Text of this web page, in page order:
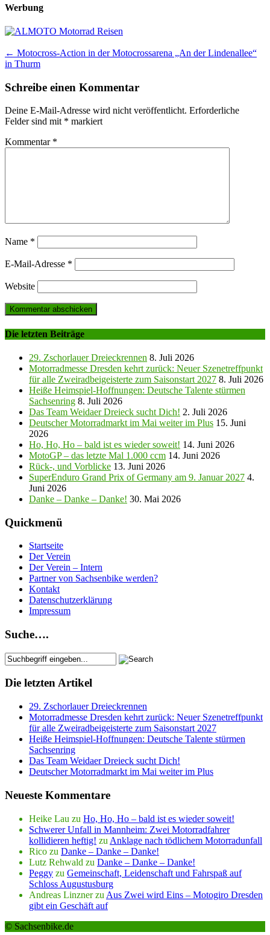
Werbung
Post
navigation
← Motocross-Action in der Motocrossarena „An der Lindenallee“
in Thurm
Schreibe einen Kommentar
Deine E-Mail-Adresse wird nicht veröffentlicht. Erforderliche
Felder sind mit * markiert
Kommentar *
Name *
E-Mail-Adresse *
Website
Die letzten Beiträge
29. Zschorlauer Dreieckrennen 8. Juli 2026
Motorradmesse Dresden kehrt zurück: Neuer Szenetreffpunkt
für alle Zweiradbeigeisterte zum Saisonstart 2027 8. Juli 2026
Heiße Heimspiel-Hoffnungen: Deutsche Talente stürmen
Sachsenring 8. Juli 2026
Das Team Weidaer Dreieck sucht Dich! 2. Juli 2026
Deutscher Motorradmarkt im Mai weiter im Plus 15. Juni
2026
Ho, Ho, Ho – bald ist es wieder soweit! 14. Juni 2026
MotoGP – das letzte Mal 1.000 ccm 14. Juni 2026
Rück-, und Vorblicke 13. Juni 2026
SuperEnduro Grand Prix of Germany am 9. Januar 2027 4.
Juni 2026
Danke – Danke – Danke! 30. Mai 2026
Quickmenü
Startseite
Der Verein
Der Verein – Intern
Partner von Sachsenbike werden?
Kontakt
Datenschutzerklärung
Impressum
Suche….
Die letzten Artikel
29. Zschorlauer Dreieckrennen
Motorradmesse Dresden kehrt zurück: Neuer Szenetreffpunkt
für alle Zweiradbeigeisterte zum Saisonstart 2027
Heiße Heimspiel-Hoffnungen: Deutsche Talente stürmen
Sachsenring
Das Team Weidaer Dreieck sucht Dich!
Deutscher Motorradmarkt im Mai weiter im Plus
Neueste Kommentare
Heike Lau zu Ho, Ho, Ho – bald ist es wieder soweit!
Schwerer Unfall in Mannheim: Zwei Motorradfahrer
kollidieren heftig! zu Anklage nach tödlichem Motorradunfall
Rico zu Danke – Danke – Danke!
Lutz Rehwald zu Danke – Danke – Danke!
Peggy zu Gemeinschaft, Leidenschaft und Fahrspaß auf
Schloss Augustusburg
Andreas Linznerzu Aus Zwei wird Eins – Motogiro Dresden
gibt ein Geschäft auf
© Sachsenbike.de